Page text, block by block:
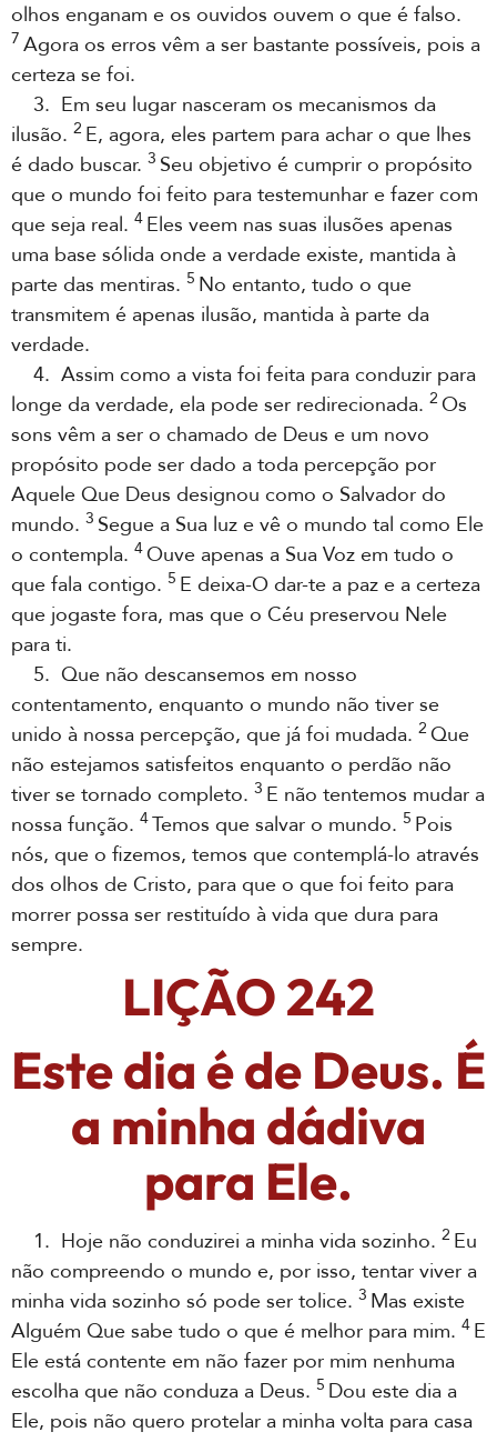
olhos enganam e os ouvidos ouvem o que é falso.
7 Agora os erros vêm a ser bastante possíveis, pois a
certeza se foi.
3. Em seu lugar nasceram os mecanismos da
ilusão. 2 E, agora, eles partem para achar o que lhes
é dado buscar. 3 Seu objetivo é cumprir o propósito
que o mundo foi feito para testemunhar e fazer com
que seja real. 4 Eles veem nas suas ilusões apenas
uma base sólida onde a verdade existe, mantida à
parte das mentiras. 5 No entanto, tudo o que
transmitem é apenas ilusão, mantida à parte da
verdade.
4. Assim como a vista foi feita para conduzir para
longe da verdade, ela pode ser redirecionada. 2 Os
sons vêm a ser o chamado de Deus e um novo
propósito pode ser dado a toda percepção por
Aquele Que Deus designou como o Salvador do
mundo. 3 Segue a Sua luz e vê o mundo tal como Ele
o contempla. 4Ouve apenas a Sua Voz em tudo o
que fala contigo. 5 E deixa-O dar-te a paz e a certeza
que jogaste fora, mas que o Céu preservou Nele
para ti.
5. Que não descansemos em nosso
contentamento, enquanto o mundo não tiver se
unido à nossa percepção, que já foi mudada. 2 Que
não estejamos satisfeitos enquanto o perdão não
tiver se tornado completo. 3 E não tentemos mudar a
nossa função. 4Temos que salvar o mundo. 5 Pois
nós, que o fizemos, temos que contemplá-lo através
dos olhos de Cristo, para que o que foi feito para
morrer possa ser restituído à vida que dura para
sempre.
LIÇÃO 242
Este dia é de Deus. É
a minha dádiva
para Ele.
1. Hoje não conduzirei a minha vida sozinho. 2 Eu
não compreendo o mundo e, por isso, tentar viver a
minha vida sozinho só pode ser tolice. 3 Mas existe
Alguém Que sabe tudo o que é melhor para mim. 4 E
Ele está contente em não fazer por mim nenhuma
escolha que não conduza a Deus. 5 Dou este dia a
Ele, pois não quero protelar a minha volta para casa